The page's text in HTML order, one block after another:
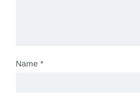
Name *